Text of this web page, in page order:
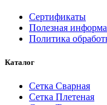
Сертификаты
Полезная
Политика
Каталог
Сетка Сварная
Сетка Плетеная